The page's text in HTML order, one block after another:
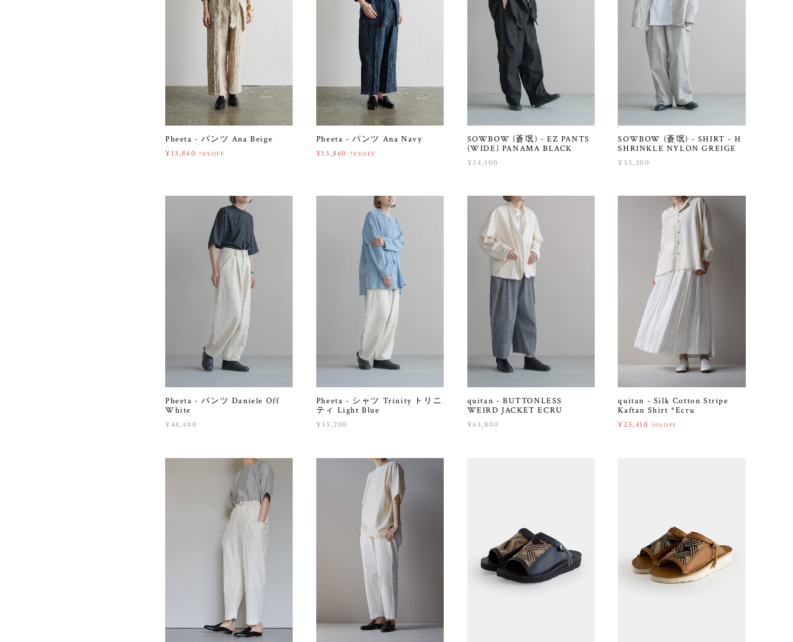
Pheeta - パンツ Ana Beige
¥13,860 70%OFF
Pheeta - パンツ Ana Navy
¥13,860 70%OFF
SOWBOW (蒼氓) - EZ PANTS
(WIDE) PANAMA BLACK
¥34,100
SOWBOW (蒼氓) - SHIRT - H
SHRINKLE NYLON GREIGE
¥35,200
Pheeta - パンツ Daniele Off
White
¥48,400
Pheeta - シャツ Trinity トリニ
ティ Light Blue
¥35,200
quitan - BUTTONLESS
WEIRD JACKET ECRU
¥63,800
quitan - Silk Cotton Stripe
Kaftan Shirt *Ecru
¥25,410 30%OFF